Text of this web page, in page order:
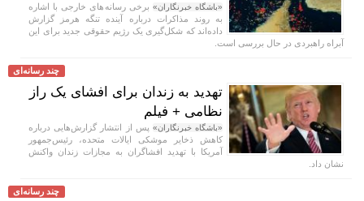
«باشگاه خبرنگاران» برخی رسانه‌های خارجی با اشاره
به روند مذاکرات درباره آینده تنگه هرمز گزارش
داده‌اند که شکل‌گیری یک رژیم حقوقی جدید برای این
آبراه راهبردی در حال بررسی است.
چند رسانه‌ای
تهدید به زندان برای افشای یک راز
نظامی + فیلم
«باشگاه خبرنگاران» پس از انتشار گزارش‌هایی درباره
کاهش ذخایر موشکی ایالات متحده، رئیس‌جمهور
آمریکا با تهدید افشاگران به مجازات زندان واکنش
نشان داد.
چند رسانه‌ای